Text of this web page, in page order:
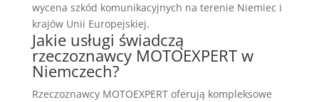
wycena szkód komunikacyjnych na terenie Niemiec i
krajów Unii Europejskiej.
Jakie usługi świadczą
rzeczoznawcy MOTOEXPERT w
Niemczech?
Rzeczoznawcy MOTOEXPERT oferują kompleksowe